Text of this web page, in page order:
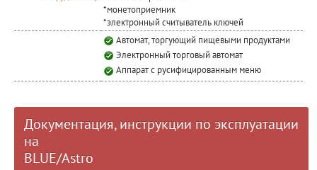
*монетоприемник
*электронный считыватель ключей
Автомат, торгующий пищевыми продуктами
Электронный торговый автомат
Аппарат с русифицированным меню
Документация, инструкции по эксплуатации
на
BLUE/Astro